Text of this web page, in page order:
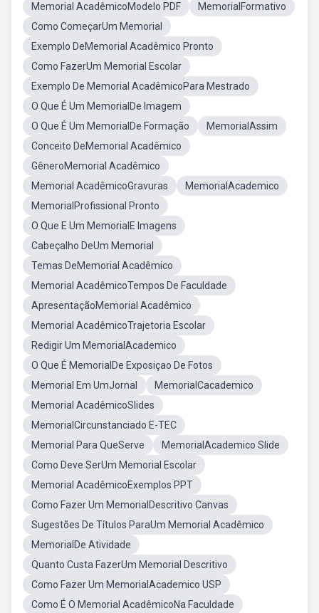
Memorial AcadêmicoModelo PDF
MemorialFormativo
Como ComeçarUm Memorial
Exemplo DeMemorial Acadêmico Pronto
Como FazerUm Memorial Escolar
Exemplo De Memorial AcadêmicoPara Mestrado
O Que É Um MemorialDe Imagem
O Que É Um MemorialDe Formação
MemorialAssim
Conceito DeMemorial Acadêmico
GêneroMemorial Acadêmico
Memorial AcadêmicoGravuras
MemorialAcademico
MemorialProfissional Pronto
O Que E Um MemorialE Imagens
Cabeçalho DeUm Memorial
Temas DeMemorial Acadêmico
Memorial AcadêmicoTempos De Faculdade
ApresentaçãoMemorial Acadêmico
Memorial AcadêmicoTrajetoria Escolar
Redigir Um MemorialAcademico
O Que É MemorialDe Exposiçao De Fotos
Memorial Em UmJornal
MemorialCacademico
Memorial AcadêmicoSlides
MemorialCircunstanciado E-TEC
Memorial Para QueServe
MemorialAcademico Slide
Como Deve SerUm Memorial Escolar
Memorial AcadêmicoExemplos PPT
Como Fazer Um MemorialDescritivo Canvas
Sugestões De Títulos ParaUm Memorial Acadêmico
MemorialDe Atividade
Quanto Custa FazerUm Memorial Descritivo
Como Fazer Um MemorialAcademico USP
Como É O Memorial AcadêmicoNa Faculdade